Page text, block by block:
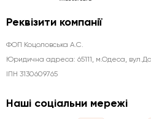
Реквізити компанії
ФОП Коцоловська А.С.
Юридична aдреса: 65111, м.Одеса,
ІПН 3130609765
Наші соціальни мережі